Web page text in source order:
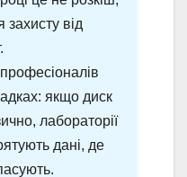
захисту від
якщо диск
лабораторії
дані, де